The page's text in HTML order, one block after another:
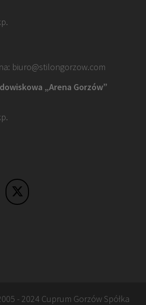
biuro@stilongorzow.com
„Arena Gorzów”
- 2024 Cuprum Gorzów Spółka